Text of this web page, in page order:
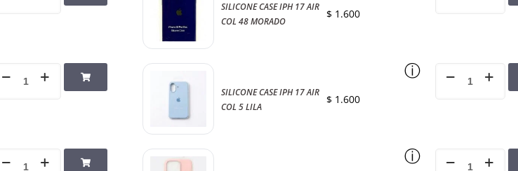
SILICONE CASE IPH 17 AIR
COL 48 MORADO
$1.600
SILICONE CASE IPH 17 AIR
COL 5 LILA
$1.600
ⓘ
ⓘ